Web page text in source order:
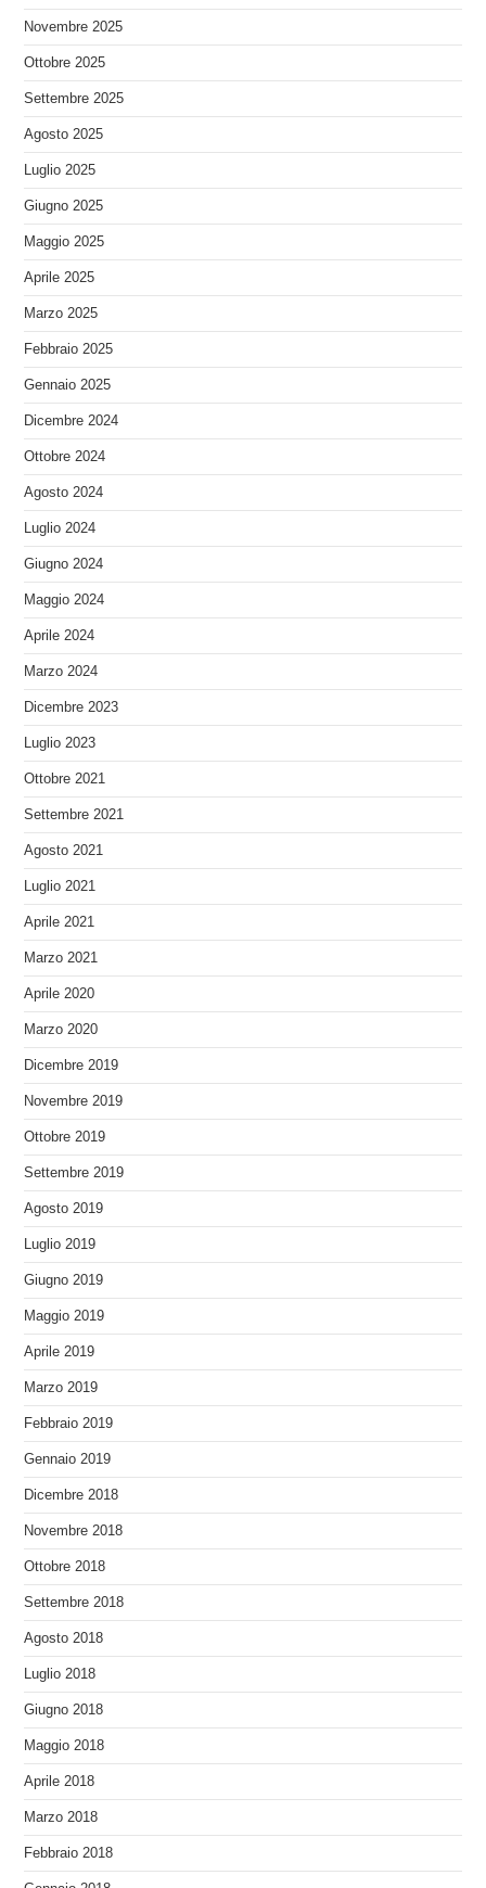
Novembre 2025
Ottobre 2025
Settembre 2025
Agosto 2025
Luglio 2025
Giugno 2025
Maggio 2025
Aprile 2025
Marzo 2025
Febbraio 2025
Gennaio 2025
Dicembre 2024
Ottobre 2024
Agosto 2024
Luglio 2024
Giugno 2024
Maggio 2024
Aprile 2024
Marzo 2024
Dicembre 2023
Luglio 2023
Ottobre 2021
Settembre 2021
Agosto 2021
Luglio 2021
Aprile 2021
Marzo 2021
Aprile 2020
Marzo 2020
Dicembre 2019
Novembre 2019
Ottobre 2019
Settembre 2019
Agosto 2019
Luglio 2019
Giugno 2019
Maggio 2019
Aprile 2019
Marzo 2019
Febbraio 2019
Gennaio 2019
Dicembre 2018
Novembre 2018
Ottobre 2018
Settembre 2018
Agosto 2018
Luglio 2018
Giugno 2018
Maggio 2018
Aprile 2018
Marzo 2018
Febbraio 2018